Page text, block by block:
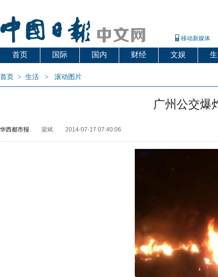
移动新媒体
首页 国际 国内 财经 文娱
首页 > 生活 > 滚动图片
广州公交爆
华西都市报 梁斌 2014-07-17 07:40:06